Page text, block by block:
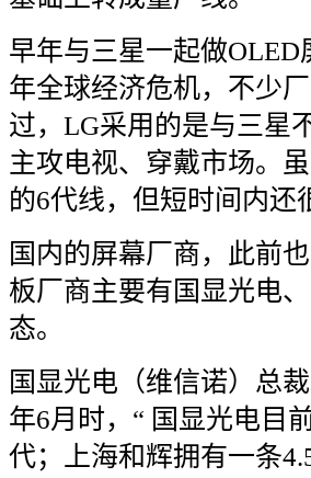
早年与三星一起做OLED
年全球经济危机，不少
过， LG采用的是与三星
主攻电视、穿戴市场。
的6代线，但短时间内还
国内的屏幕厂商，此前
板厂商主要有国显光电
态。
国显光电（维信诺）总
年6月时， “ 国显光电目
代；上海和辉拥有一条